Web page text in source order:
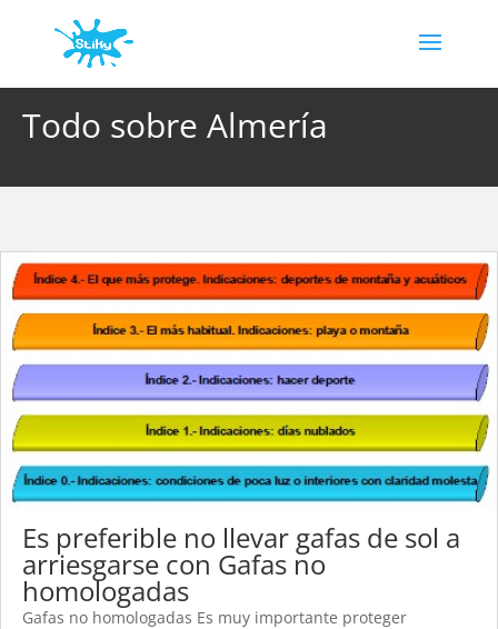
Todo sobre Almería
Es preferible no llevar gafas de sol a
arriesgarse con Gafas no
homologadas
Gafas no homologadas Es muy importante proteger